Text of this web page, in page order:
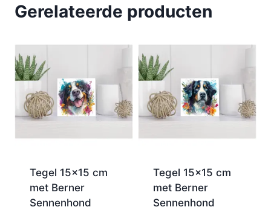
Gerelateerde producten
Tegel 15×15 cm
met Berner
Sennenhond
Tegel 15×15 cm
met Berner
Sennenhond